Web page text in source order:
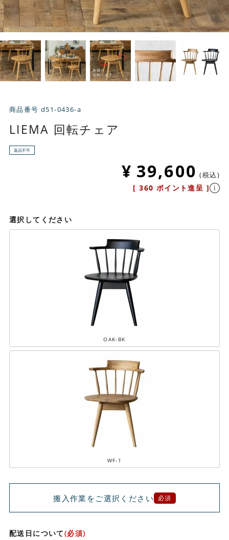
商品番号 d51-0436-a
LIEMA 回転チェア
返品不可
¥ 39,600 税込
[ 360 ポイント進呈 ]
選択してください
OAK-BK
WF-1
搬入作業をご選択ください 必須
配送日について(必須)